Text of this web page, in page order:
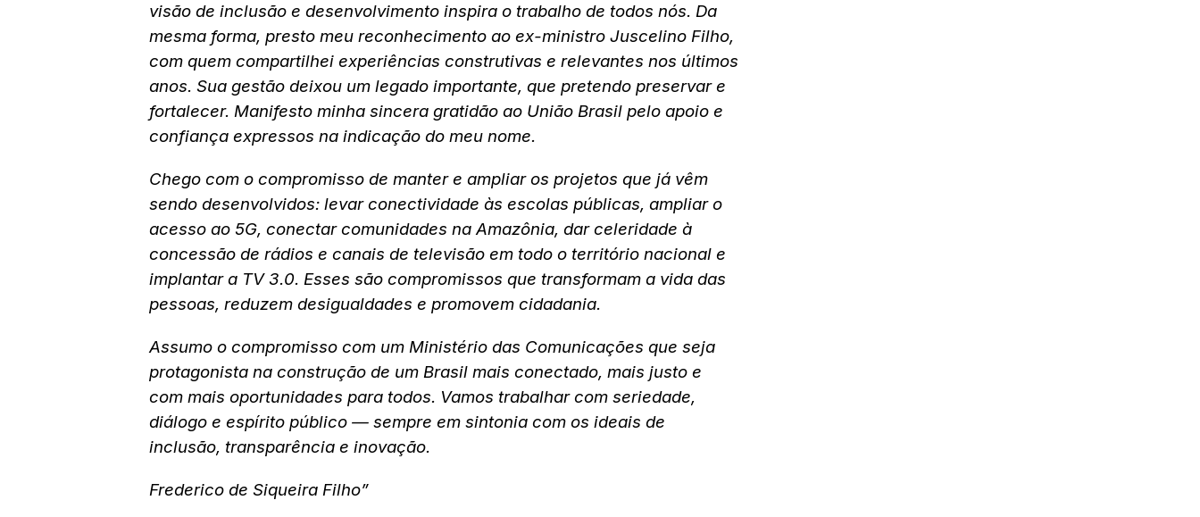
visão de inclusão e desenvolvimento inspira o trabalho de todos nós. Da
mesma forma, presto meu reconhecimento ao ex-ministro Juscelino Filho,
com quem compartilhei experiências construtivas e relevantes nos últimos
anos. Sua gestão deixou um legado importante, que pretendo preservar e
fortalecer. Manifesto minha sincera gratidão ao União Brasil pelo apoio e
confiança expressos na indicação do meu nome.
Chego com o compromisso de manter e ampliar os projetos que já vêm
sendo desenvolvidos: levar conectividade às escolas públicas, ampliar o
acesso ao 5G, conectar comunidades na Amazônia, dar celeridade à
concessão de rádios e canais de televisão em todo o território nacional e
implantar a TV 3.0. Esses são compromissos que transformam a vida das
pessoas, reduzem desigualdades e promovem cidadania.
Assumo o compromisso com um Ministério das Comunicações que seja
protagonista na construção de um Brasil mais conectado, mais justo e
com mais oportunidades para todos. Vamos trabalhar com seriedade,
diálogo e espírito público — sempre em sintonia com os ideais de
inclusão, transparência e inovação.
Frederico de Siqueira Filho”